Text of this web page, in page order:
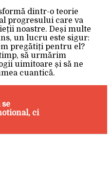
dintr-o teorie
progresului care va
noastre. Deși multe
un lucru este sigur:
pregătiți pentru el?
să urmărim
uimitoare și să ne
cuantică.
ci